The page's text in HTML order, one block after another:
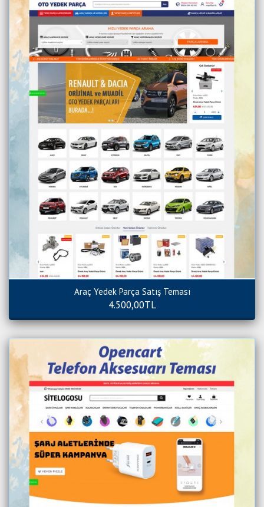
Araç Yedek Parça Satış Teması
4.500,00TL